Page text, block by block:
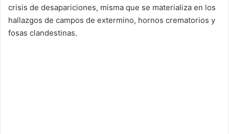
crisis de desapariciones, misma que se materializa en los
hallazgos de campos de extermino, hornos crematorios y
fosas clandestinas.